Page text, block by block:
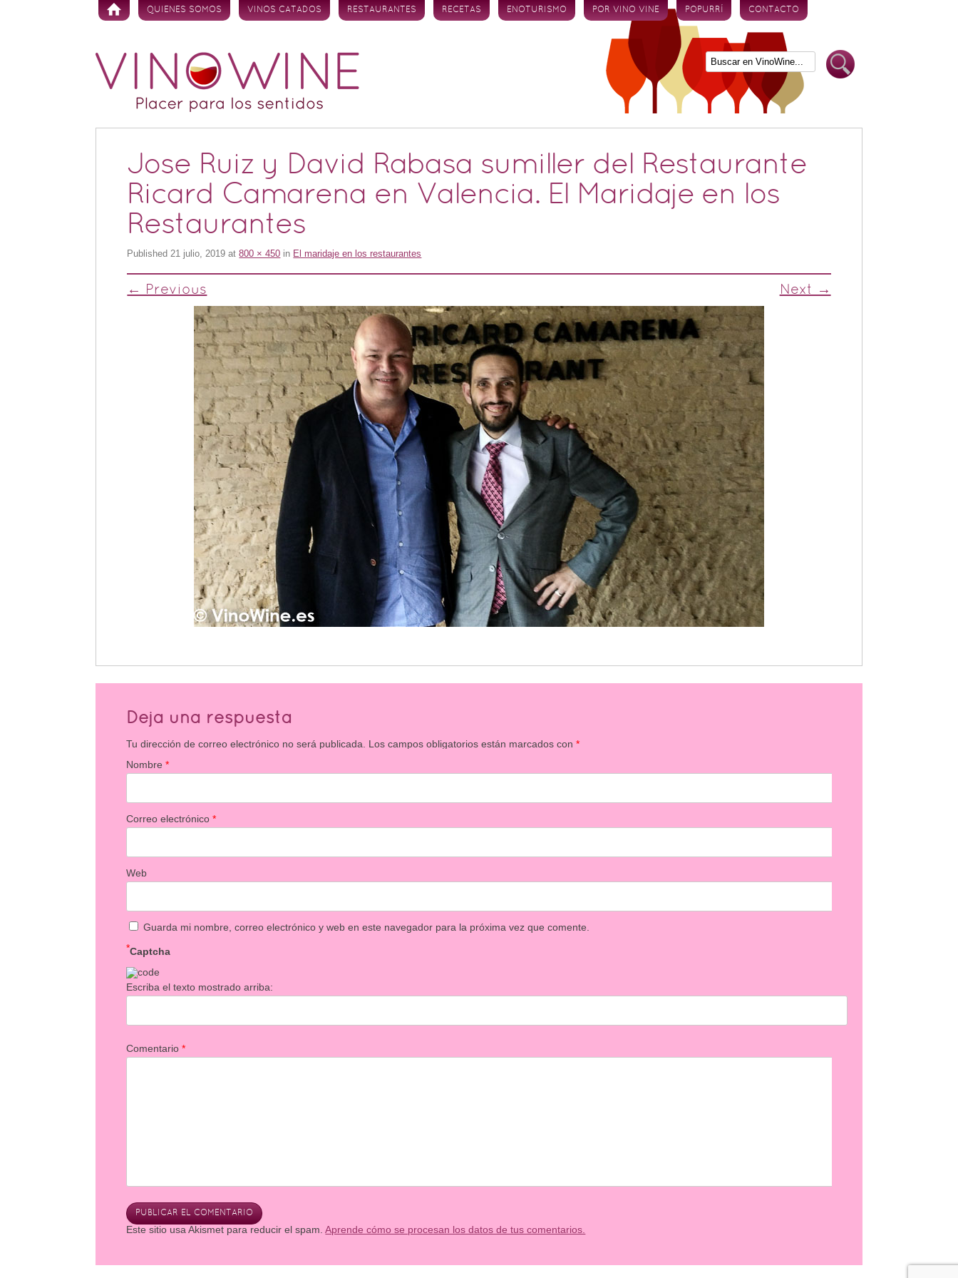
Skip to content
QUIENES SOMOS VINOS CATADOS RESTAURANTES RECETAS ENOTURISMO POR VINO VINE POPURRÍ CONTACTO
Jose Ruiz y David Rabasa sumiller del Restaurante
Ricard Camarena en Valencia. El Maridaje en los
Restaurantes
Published21 julio, 2019 at800 × 450 in El maridaje en los restaurantes
← Previous Next →
Deja una respuesta
Tu dirección de correo electrónico no será publicada. Los campos obligatorios están marcados con*
Nombre*
Correo electrónico*
Web
Guarda mi nombre, correo electrónico y web en este navegador para la próxima vez que comente.
Captcha
*
Escriba el texto mostrado arriba:
Comentario*
Este sitio usa Akismet para reducir el spam.Aprende cómo se procesan los datos de tus comentarios.